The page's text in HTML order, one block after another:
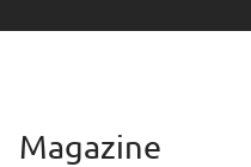
Magazine